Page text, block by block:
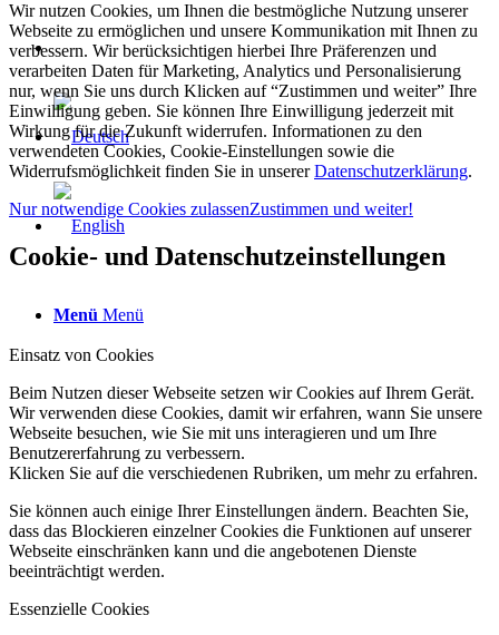
Menü Menü
Wir nutzen Cookies, um Ihnen die bestmögliche Nutzung unserer
Webseite zu ermöglichen und unsere Kommunikation mit Ihnen zu
verbessern. Wir berücksichtigen hierbei Ihre Präferenzen und
verarbeiten Daten für Marketing, Analytics und Personalisierung
nur, wenn Sie uns durch Klicken auf “Zustimmen und weiter” Ihre
Einwilligung geben. Sie können Ihre Einwilligung jederzeit mit
Wirkung für die Zukunft widerrufen. Informationen zu den
verwendeten Cookies, Cookie-Einstellungen sowie die
Widerrufsmöglichkeit finden Sie in unsererDatenschutzerklärung.
Nur notwendige Cookies zulassenZustimmen und weiter!
Cookie- und Datenschutzeinstellungen
Einsatz von Cookies
Beim Nutzen dieser Webseite setzen wir Cookies auf Ihrem Gerät.
Wir verwenden diese Cookies, damit wir erfahren, wann Sie unsere
Webseite besuchen, wie Sie mit uns interagieren und um Ihre
Benutzererfahrung zu verbessern.
Klicken Sie auf die verschiedenen Rubriken, um mehr zu erfahren.
Sie können auch einige Ihrer Einstellungen ändern. Beachten Sie,
dass das Blockieren einzelner Cookies die Funktionen auf unserer
Webseite einschränken kann und die angebotenen Dienste
beeinträchtigt werden.
Essenzielle Cookies